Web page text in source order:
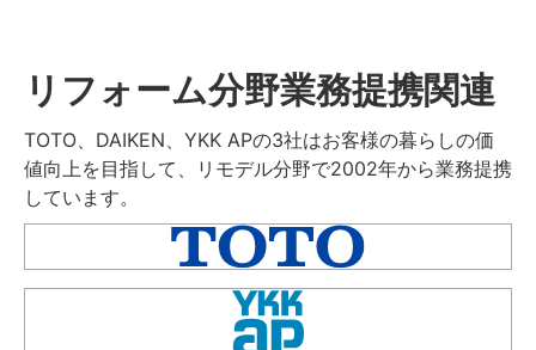
リフォーム分野業務提携関連
TOTO、DAIKEN、YKK APの3社はお客様の暮らしの価
値向上を目指して、リモデル分野で2002年から業務提携
しています。